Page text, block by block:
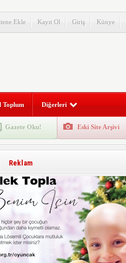
Ekle Kayıt Ol Giriş Künye
Toplum Diğerleri
Gazete Oku! Eski Site Arşivi
Reklam